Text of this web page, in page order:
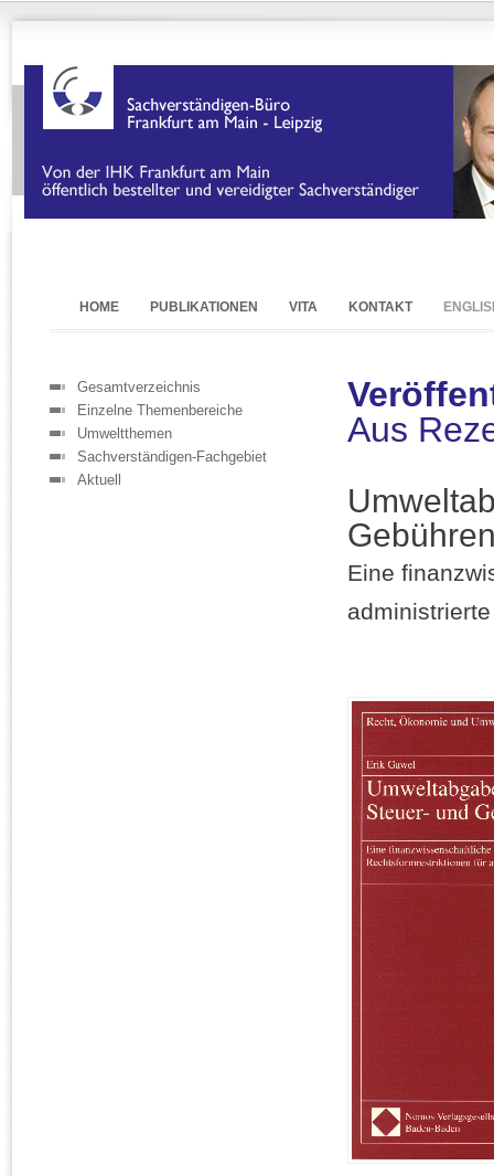
HOME PUBLIKATIONEN VITA KONTAKT
Gesamtverzeichnis
Einzelne Themenbereiche
Umweltthemen
Sachverständigen-Fachgebiet
Aktuell
Aus
Eine